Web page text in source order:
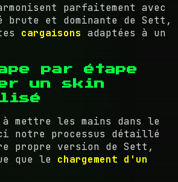
parfaitement avec
brute et dominante de Sett,
cargaisons adaptées à un
par étape
un skin
mettre les mains dans le
notre processus détaillé
propre version de Sett,
que le chargement d'un